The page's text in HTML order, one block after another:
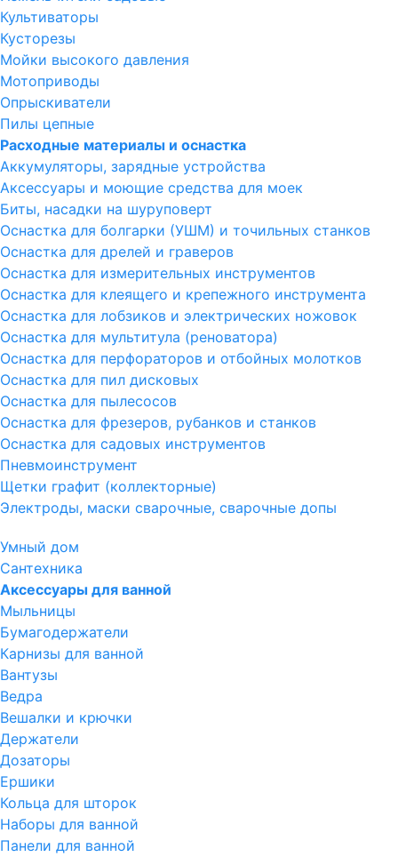
Культиваторы
Кусторезы
Мойки высокого давления
Мотоприводы
Опрыскиватели
Пилы цепные
Расходные материалы и оснастка
Аккумуляторы, зарядные устройства
Аксессуары и моющие средства для моек
Биты, насадки на шуруповерт
Оснастка для болгарки (УШМ) и точильных станков
Оснастка для дрелей и граверов
Оснастка для измерительных инструментов
Оснастка для клеящего и крепежного инструмента
Оснастка для лобзиков и электрических ножовок
Оснастка для мультитула (реноватора)
Оснастка для перфораторов и отбойных молотков
Оснастка для пил дисковых
Оснастка для пылесосов
Оснастка для фрезеров, рубанков и станков
Оснастка для садовых инструментов
Пневмоинструмент
Щетки графит (коллекторные)
Электроды, маски сварочные, сварочные допы
Умный дом
Сантехника
Аксессуары для ванной
Мыльницы
Бумагодержатели
Карнизы для ванной
Вантузы
Ведра
Вешалки и крючки
Держатели
Дозаторы
Ершики
Кольца для шторок
Наборы для ванной
Панели для ванной